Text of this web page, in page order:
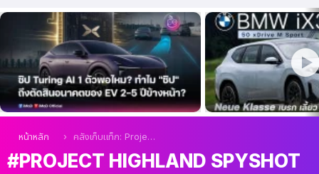
ล่าสุด
คุณอยู่ที่นี่:
หน้าหลัก คลังเก็บแท็ก: Project Highland Spyshot
PROJECT HIGHLAND SPYSHOT